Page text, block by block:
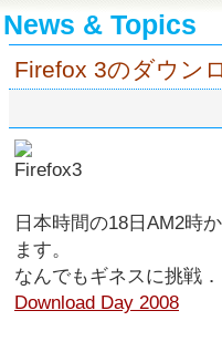
News & Topics
Firefox 3のダウン
日本時間の18日AM2時
ます。
なんでもギネスに挑戦
Download Day 2008